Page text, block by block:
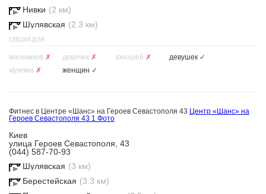
Нивки (2 км)
Шулявская (2.3 км)
СЕКЦИЯ ДЛЯ
мальчиков ✗ девочек ✗ юношей ✗ девушек ✓
мужчин ✗ женщин ✓
Фитнес в Центре «Шанс» на Героев Севастополя 43 Центр «Шанс» на
Героев Севастополя 43 1 Фото
Киев
улица Героев Севастополя, 43
(044) 587-70-93
Шулявская (3 км)
Берестейская (3.3 км)